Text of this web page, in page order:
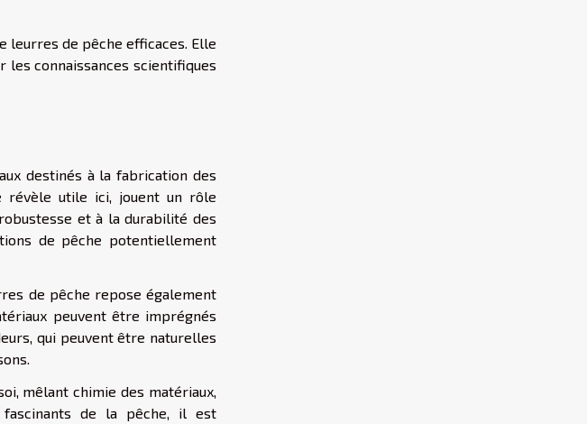
leurres de pêche efficaces. Elle
connaissances scientifiques
destinés à la fabrication des
révèle utile ici, jouent un rôle
et à la durabilité des
de pêche potentiellement
de pêche repose également
peuvent être imprégnés
qui peuvent être naturelles
mêlant chimie des matériaux,
de la pêche, il est